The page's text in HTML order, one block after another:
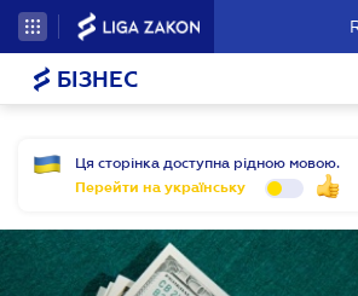
БІЗНЕС
Ця сторінка доступна рідною мовою.
Перейти на українську